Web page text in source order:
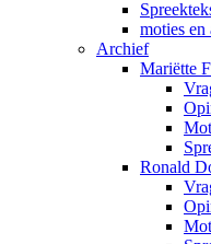
moties en
Archief
Mariëtte
Ronald